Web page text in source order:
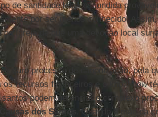
de santidade leiga escondida
por ser menos conhecido.
Igreja de que uma devoção local
e caro processo de canonização, pela
recursos financeiros e o
know-how
podem gerenciar o complexo
dos Santos
. Quando a mãe da